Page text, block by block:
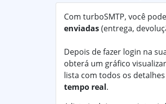
Com turboSMTP, você
enviadas(entrega,
Depois de fazer login na
obterá um gráfico
lista com todos os
tempo real.